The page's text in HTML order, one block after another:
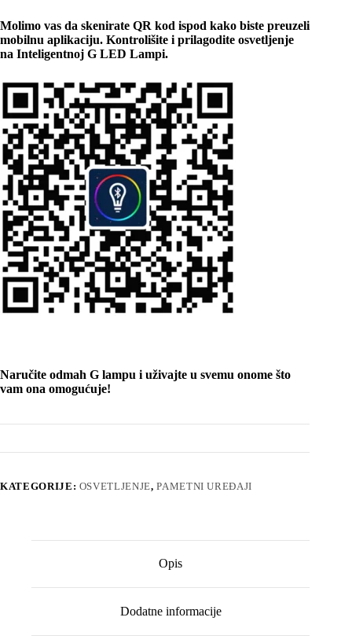
Molimo vas da skenirate QR kod ispod kako biste preuzeli
mobilnu aplikaciju. Kontrolišite i prilagodite osvetljenje
na Inteligentnoj G LED Lampi.
Naručite odmah G lampu i uživajte u svemu onome što
vam ona omogućuje!
KATEGORIJE: OSVETLJENJE,PAMETNI UREĐAJI
Opis
Dodatne informacije